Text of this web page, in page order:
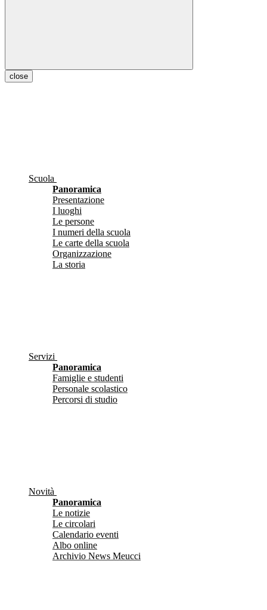
close
Scuola
Panoramica
Presentazione
I luoghi
Le persone
I numeri della scuola
Le carte della scuola
Organizzazione
La storia
Servizi
Panoramica
Famiglie e studenti
Personale scolastico
Percorsi di studio
Novità
Panoramica
Le notizie
Le circolari
Calendario eventi
Albo online
Archivio News Meucci